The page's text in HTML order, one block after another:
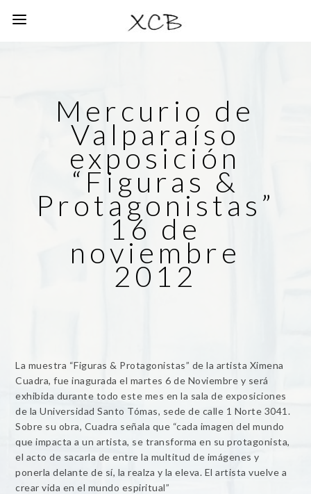
Mercurio de
Valparaíso
exposición
“Figuras &
Protagonistas”
16 de
noviembre
2012
La muestra “Figuras & Protagonistas” de la artista Ximena
Cuadra, fue inagurada el martes 6 de Noviembre y será
exhibida durante todo este mes en la sala de exposiciones
de la Universidad Santo Tómas, sede de calle 1 Norte 3041.
Sobre su obra, Cuadra señala que “cada imagen del mundo
que impacta a un artista, se transforma en su protagonista,
el acto de sacarla de entre la multitud de imágenes y
ponerla delante de sí, la realza y la eleva. El artista vuelve a
crear vida en el mundo espiritual”